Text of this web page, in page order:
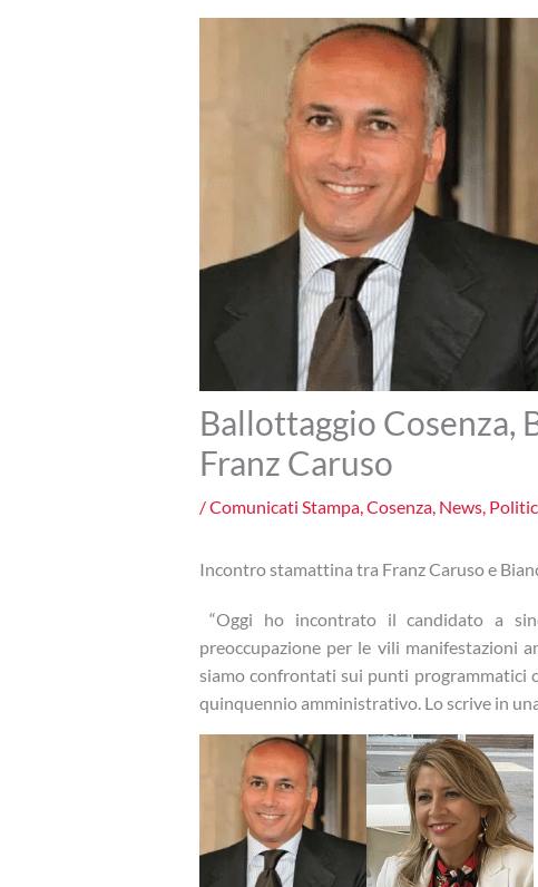
Ballottaggio Cosenza,
Franz Caruso
/Comunicati Stampa,Cosenza, News,
Incontro stamattina tra Franz Caruso e
“Oggi ho incontrato il candidato a
preoccupazione per le vili manifestazioni
siamo confrontati sui punti programmatici
quinquennio amministrativo. Lo scrive in